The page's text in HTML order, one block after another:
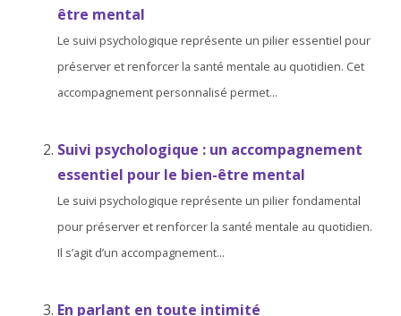
être mental
Le suivi psychologique représente un pilier essentiel pour
préserver et renforcer la santé mentale au quotidien. Cet
accompagnement personnalisé permet...
Suivi psychologique : un accompagnement
essentiel pour le bien-être mental
Le suivi psychologique représente un pilier fondamental
pour préserver et renforcer la santé mentale au quotidien.
Il s’agit d’un accompagnement...
En parlant en toute intimité